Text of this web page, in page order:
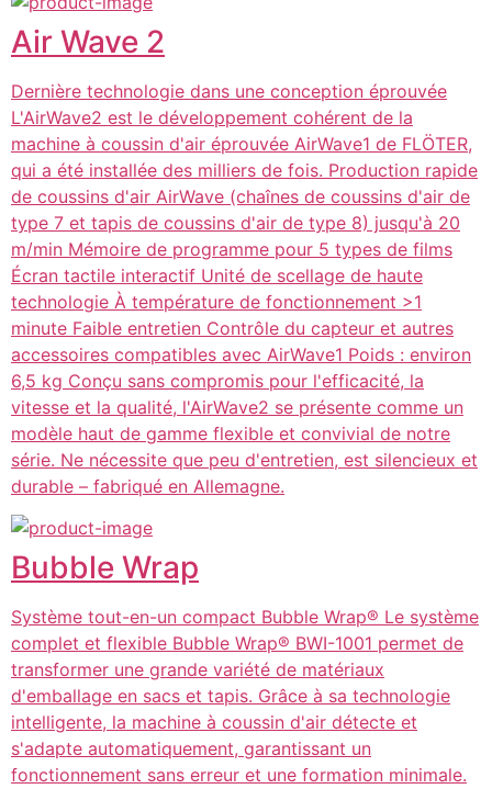
Air Wave 2
Dernière technologie dans une conception éprouvée
L'AirWave2 est le développement cohérent de la
machine à coussin d'air éprouvée AirWave1 de FLÖTER,
qui a été installée des milliers de fois. Production rapide
de coussins d'air AirWave (chaînes de coussins d'air de
type 7 et tapis de coussins d'air de type 8) jusqu'à 20
m/min Mémoire de programme pour 5 types de films
Écran tactile interactif Unité de scellage de haute
technologie À température de fonctionnement >1
minute Faible entretien Contrôle du capteur et autres
accessoires compatibles avec AirWave1 Poids : environ
6,5 kg Conçu sans compromis pour l'efficacité, la
vitesse et la qualité, l'AirWave2 se présente comme un
modèle haut de gamme flexible et convivial de notre
série. Ne nécessite que peu d'entretien, est silencieux et
durable – fabriqué en Allemagne.
Bubble Wrap
Système tout-en-un compact Bubble Wrap® Le système
complet et flexible Bubble Wrap® BWI-1001 permet de
transformer une grande variété de matériaux
d'emballage en sacs et tapis. Grâce à sa technologie
intelligente, la machine à coussin d'air détecte et
s'adapte automatiquement, garantissant un
fonctionnement sans erreur et une formation minimale.